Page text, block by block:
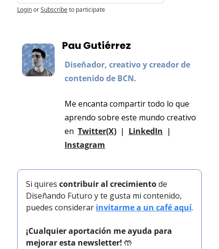
LoginorSubscribeto participate
Pau Gutiérrez
Diseñador, creativo y creador de
contenido de BCN.
Me encanta compartir todo lo que
aprendo sobre este mundo creativo
en Twitter(X)
  |
LinkedIn
Instagram
Si quires contribuir al crecimiento de
Diseñando Futuro y te gusta mi contenido,
puedes considerar invitarme a un café aquí.
¡Cualquier aportación me ayuda para
mejorar esta newsletter! 🤲